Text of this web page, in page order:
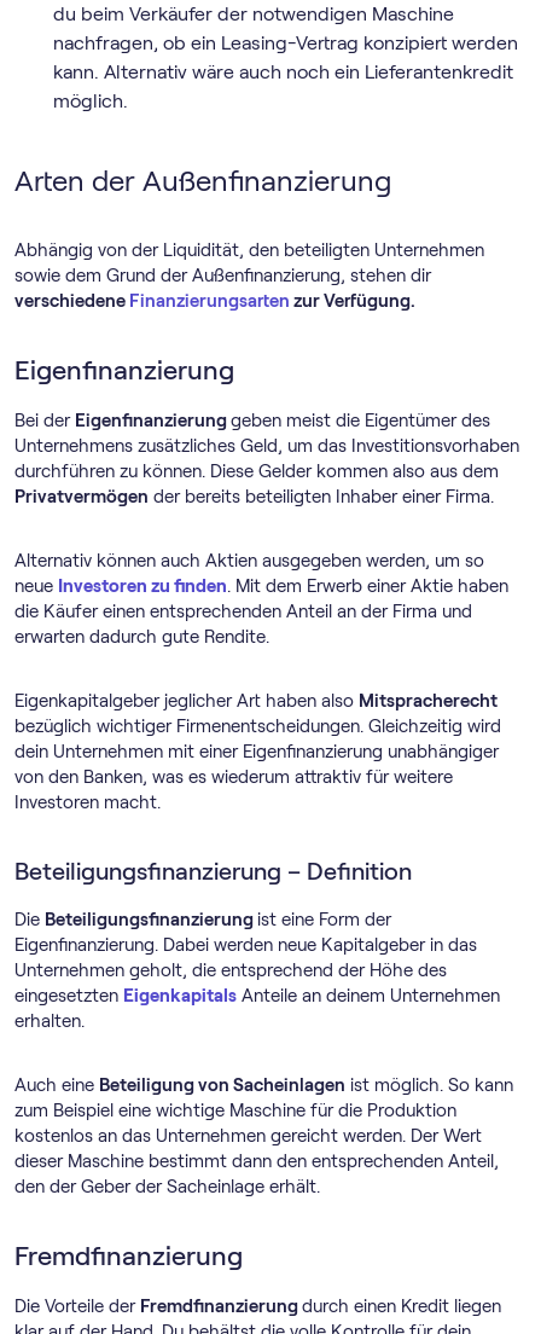
du beim Verkäufer der notwendigen Maschine
nachfragen, ob ein Leasing-Vertrag konzipiert werden
kann. Alternativ wäre auch noch ein Lieferantenkredit
möglich.
Arten der Außenfinanzierung
Abhängig von der Liquidität, den beteiligten Unternehmen
sowie dem Grund der Außenfinanzierung, stehen dir
verschiedene Finanzierungsarten zur Verfügung.
Eigenfinanzierung
Bei der Eigenfinanzierunggeben meist die Eigentümer des
Unternehmens zusätzliches Geld, um das Investitionsvorhaben
durchführen zu können. Diese Gelder kommen also aus dem
Privatvermögen der bereits beteiligten Inhaber einer Firma.
Alternativ können auch Aktien ausgegeben werden, um so
neue Investoren zu finden. Mit dem Erwerb einer Aktie haben
die Käufer einen entsprechenden Anteil an der Firma und
erwarten dadurch gute Rendite.
Eigenkapitalgeber jeglicher Art haben also Mitspracherecht
bezüglich wichtiger Firmenentscheidungen. Gleichzeitig wird
dein Unternehmen mit einer Eigenfinanzierung unabhängiger
von den Banken, was es wiederum attraktiv für weitere
Investoren macht.
Beteiligungsfinanzierung – Definition
Die Beteiligungsfinanzierung ist eine Form der
Eigenfinanzierung. Dabei werden neue Kapitalgeber in das
Unternehmen geholt, die entsprechend der Höhe des
eingesetzten Eigenkapitals Anteile an deinem Unternehmen
erhalten.
Auch eine Beteiligung von Sacheinlagen ist möglich. So kann
zum Beispiel eine wichtige Maschine für die Produktion
kostenlos an das Unternehmen gereicht werden. Der Wert
dieser Maschine bestimmt dann den entsprechenden Anteil,
den der Geber der Sacheinlage erhält.
Fremdfinanzierung
Die Vorteile der Fremdfinanzierungdurch einen Kredit liegen